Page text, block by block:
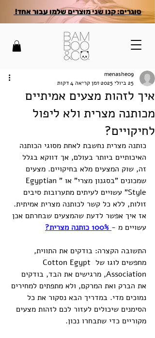
סוגרים: קנו שני מוצרים שלמו עבור אחד!
איך לזהות מצעים אמיתיים
מכותנה מצרית ולא ליפול
לחיקויים?
menashe09
25 ביולי 2025
זמן קריאה 4 דקות
כותנה מצרית נחשבת לאחת מסוגי הכותנה
האיכותיים ביותר בעולם, אך דווקא בגלל
זה, שוק המצעים מלא בחיקויים. מצעים
שמכונים "בסגנון מצרי" או "Egyptian
Style" עשויים לעיתים מתערובות סיבים
זולות, ללא כל קשר לכותנה מצרית אמיתית.
אז איך אפשר לדעת שהמצעים שבחרתם אכן
עשויים מ - 100% כותנה מצרית?
התשובה הקצרה: בודקים את התווית,
מחפשים לוגו של Cotton Egypt
Association, מרגישים את הבד, בודקים
את הברק ואת המרקם, ולא מתפתים למחירים
נמוכים מדי. במדריך הבא נסקור את כל
הסימנים שיכולים לעזור לכם לזהות מצעים
מקוריים כדי שתבחרו נכון.